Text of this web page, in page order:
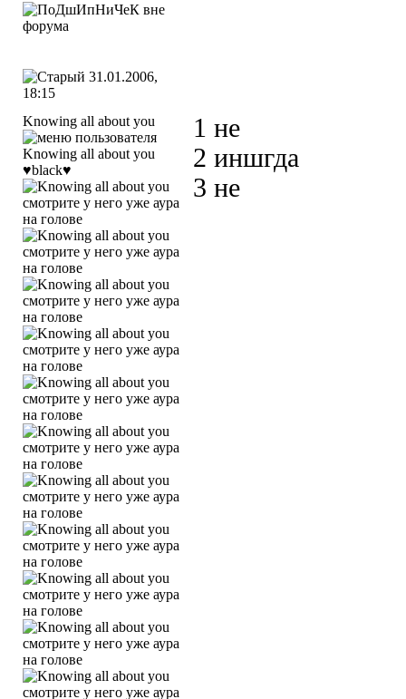
31.01.2006,
18:15
Knowing all about you
♥black♥
1 не
2 иншгда
3 не